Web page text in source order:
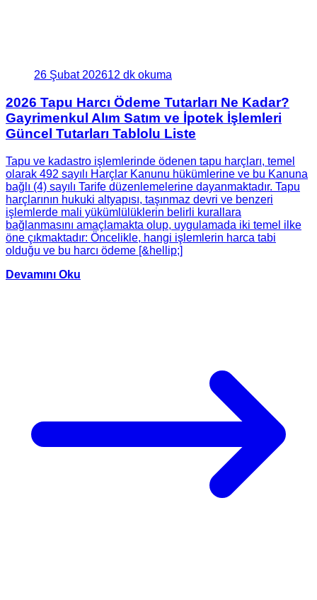
26 Şubat 202612 dk okuma
2026 Tapu Harcı Ödeme Tutarları Ne Kadar?
Gayrimenkul Alım Satım ve İpotek İşlemleri
Güncel Tutarları Tablolu Liste
Tapu ve kadastro işlemlerinde ödenen tapu harçları, temel
olarak 492 sayılı Harçlar Kanunu hükümlerine ve bu Kanuna
bağlı (4) sayılı Tarife düzenlemelerine dayanmaktadır. Tapu
harçlarının hukuki altyapısı, taşınmaz devri ve benzeri
işlemlerde mali yükümlülüklerin belirli kurallara
bağlanmasını amaçlamakta olup, uygulamada iki temel ilke
öne çıkmaktadır: Öncelikle, hangi işlemlerin harca tabi
olduğu ve bu harcı ödeme [&hellip;]
Devamını Oku